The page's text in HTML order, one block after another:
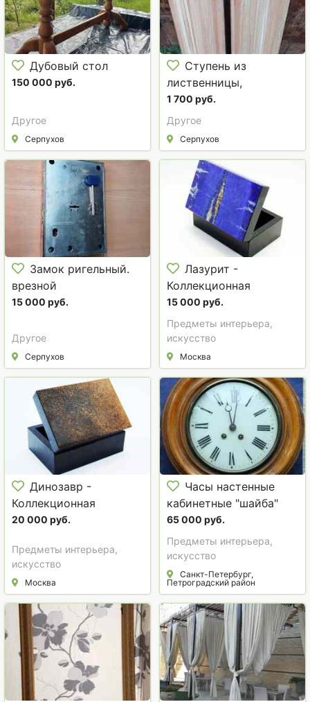
Дубовый стол
150 000 руб.
Другое
Серпухов
Ступень из
лиственницы,
цельноламельная
1 700 руб.
Другое
Серпухов
Замок ригельный.
врезной
15 000 руб.
Другое
Серпухов
Лазурит -
Коллекционная
Шкатулка
15 000 руб.
Предметы интерьера,
искусство
Москва
Динозавр -
Коллекционная
Шкатулка из
камня Динобон
20 000 руб.
Предметы интерьера,
искусство
Москва
Часы настенные
кабинетные "шайба"
фирмы Lenzkirch A.U.G.
Германия - Российская
Империя, начало 1890х
65 000 руб.
Предметы интерьера,
искусство
Санкт-Петербург,
Петроградский район